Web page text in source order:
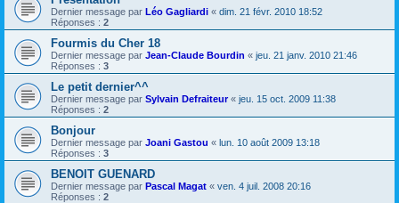
Dernier message par Léo Gagliardi « dim. 21 févr. 2010 18:52
Réponses : 2
Fourmis du Cher 18
Dernier message par Jean-Claude Bourdin « jeu. 21 janv. 2010 21:46
Réponses : 3
Le petit dernier^^
Dernier message par Sylvain Defraiteur« jeu. 15 oct. 2009 11:38
Réponses : 2
Bonjour
Dernier message par Joani Gastou « lun. 10 août 2009 13:18
Réponses : 3
BENOIT GUENARD
Dernier message par Pascal Magat « ven. 4 juil. 2008 20:16
Réponses : 2